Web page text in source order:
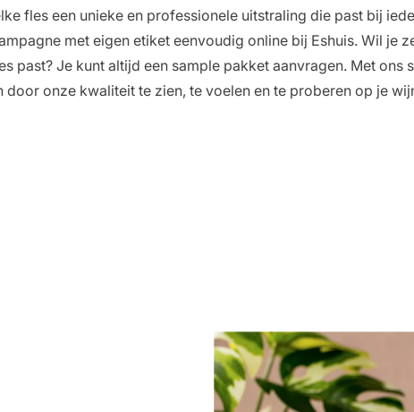
fles een unieke en professionele uitstraling die past bij
met eigen etiket eenvoudig online bij Eshuis. Wil je
past? Je kunt altijd een sample pakket aanvragen. Met ons
onze kwaliteit te zien, te voelen en te proberen op je